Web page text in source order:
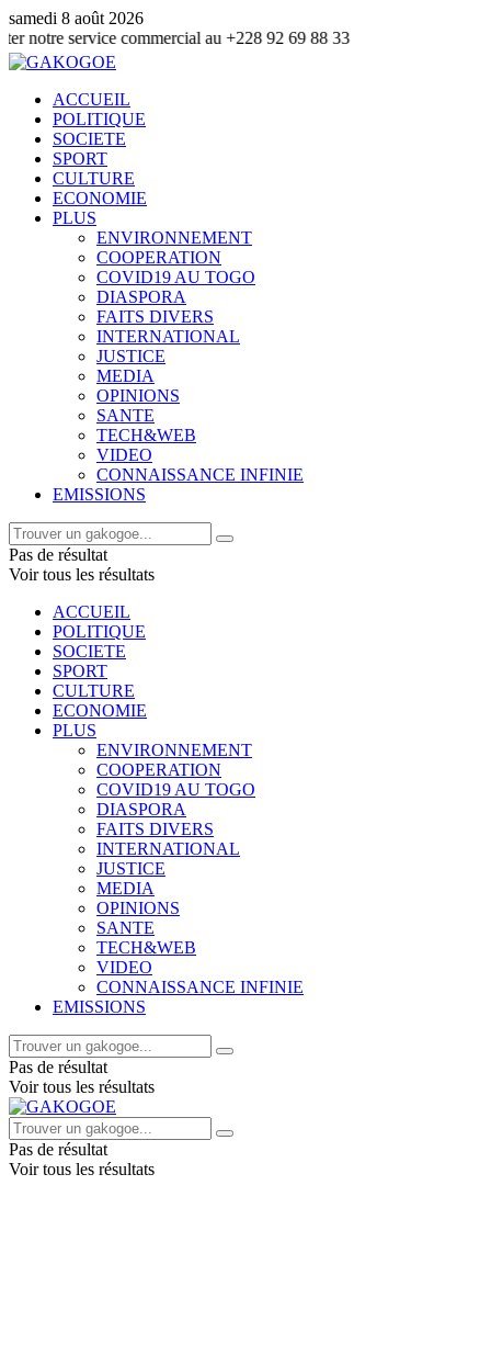
samedi 8 août 2026
service commercial au +228 92 69 88 33
ACCUEIL
POLITIQUE
SOCIETE
SPORT
CULTURE
ECONOMIE
PLUS
ENVIRONNEMENT
COOPERATION
COVID19 AU TOGO
DIASPORA
FAITS DIVERS
INTERNATIONAL
JUSTICE
MEDIA
OPINIONS
SANTE
TECH&WEB
VIDEO
CONNAISSANCE INFINIE
EMISSIONS
Pas de résultat
Voir tous les résultats
ACCUEIL
POLITIQUE
SOCIETE
SPORT
CULTURE
ECONOMIE
PLUS
ENVIRONNEMENT
COOPERATION
COVID19 AU TOGO
DIASPORA
FAITS DIVERS
INTERNATIONAL
JUSTICE
MEDIA
OPINIONS
SANTE
TECH&WEB
VIDEO
CONNAISSANCE INFINIE
EMISSIONS
Pas de résultat
Voir tous les résultats
Pas de résultat
Voir tous les résultats